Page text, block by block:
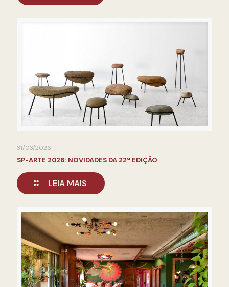
31/03/2026
SP-ARTE 2026: NOVIDADES DA 22ª EDIÇÃO
LEIA MAIS